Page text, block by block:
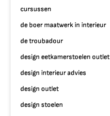
cursussen
de boer maatwerk in interieur
de troubadour
design eetkamerstoelen outlet
design interieur advies
design outlet
design stoelen